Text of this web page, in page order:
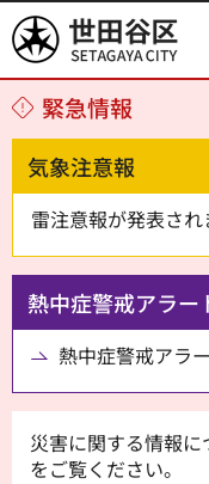
世田谷区
緊急情報
気象注意報
雷注意報が発表され
熱中症警戒アラー
熱中症警戒アラ
災害に関する情報に
をご覧ください。